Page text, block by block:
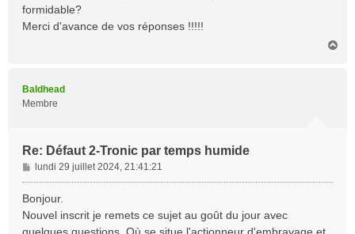
formidable?
Merci d'avance de vos réponses !!!!!
Baldhead
Membre
Re: Défaut 2-Tronic par temps humide
M
e
s
lundi 29 juillet 2024, 21:41:21
Bonjour.
Nouvel inscrit je remets ce sujet au goût du jour avec